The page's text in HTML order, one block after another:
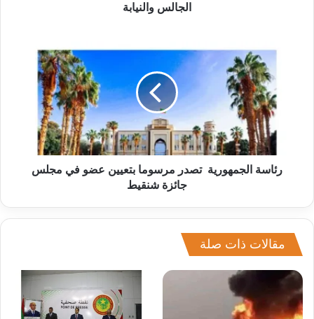
الجالس والنيابة
رئاسة الجمهورية تصدر مرسوما بتعيين عضو في مجلس
جائزة شنقيط
مقالات ذات صلة